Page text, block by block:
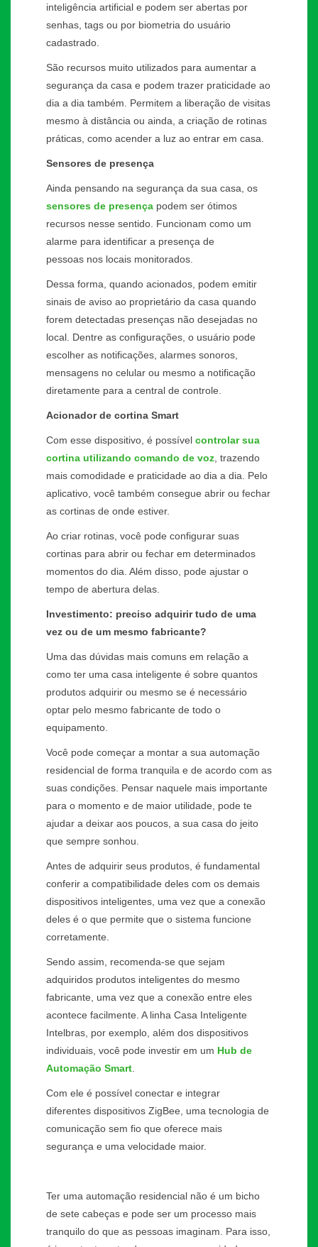
inteligência artificial e podem ser abertas por
senhas, tags ou por biometria do usuário
cadastrado.
São recursos muito utilizados para aumentar a
segurança da casa e podem trazer praticidade ao
dia a dia também. Permitem a liberação de visitas
mesmo à distância ou ainda, a criação de rotinas
práticas, como acender a luz ao entrar em casa.
Sensores de presença
Ainda pensando na segurança da sua casa, os
sensores de presença podem ser ótimos
recursos nesse sentido. Funcionam como um
alarme para identificar a presença de
pessoas nos locais monitorados.
Dessa forma, quando acionados, podem emitir
sinais de aviso ao proprietário da casa quando
forem detectadas presenças não desejadas no
local. Dentre as configurações, o usuário pode
escolher as notificações, alarmes sonoros,
mensagens no celular ou mesmo a notificação
diretamente para a central de controle.
Acionador de cortina Smart
Com esse dispositivo, é possível controlar sua
cortina utilizando comando de voz , trazendo
mais comodidade e praticidade ao dia a dia. Pelo
aplicativo, você também consegue abrir ou fechar
as cortinas de onde estiver.
Ao criar rotinas, você pode configurar suas
cortinas para abrir ou fechar em determinados
momentos do dia. Além disso, pode ajustar o
tempo de abertura delas.
Investimento: preciso adquirir tudo de uma
vez ou de um mesmo fabricante?
Uma das dúvidas mais comuns em relação a
como ter uma casa inteligente é sobre quantos
produtos adquirir ou mesmo se é necessário
optar pelo mesmo fabricante de todo o
equipamento.
Você pode começar a montar a sua automação
residencial de forma tranquila e de acordo com as
suas condições. Pensar naquele mais importante
para o momento e de maior utilidade, pode te
ajudar a deixar aos poucos, a sua casa do jeito
que sempre sonhou.
Antes de adquirir seus produtos, é fundamental
conferir a compatibilidade deles com os demais
dispositivos inteligentes, uma vez que a conexão
deles é o que permite que o sistema funcione
corretamente.
Sendo assim, recomenda-se que sejam
adquiridos produtos inteligentes do mesmo
fabricante, uma vez que a conexão entre eles
acontece facilmente. A linha Casa Inteligente
Intelbras, por exemplo, além dos dispositivos
individuais, você pode investir em um Hub de
Automação Smart
Com ele é possível conectar e integrar
diferentes dispositivos ZigBee, uma tecnologia de
comunicação sem fio que oferece mais
segurança e uma velocidade maior.
Ter uma automação residencial não é um bicho
de sete cabeças e pode ser um processo mais
tranquilo do que as pessoas imaginam. Para isso,